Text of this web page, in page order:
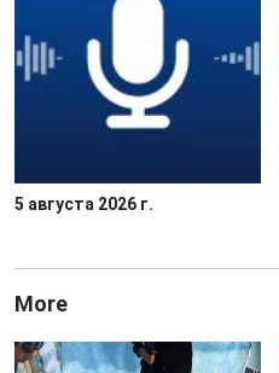
5 августа 2026 г.
More